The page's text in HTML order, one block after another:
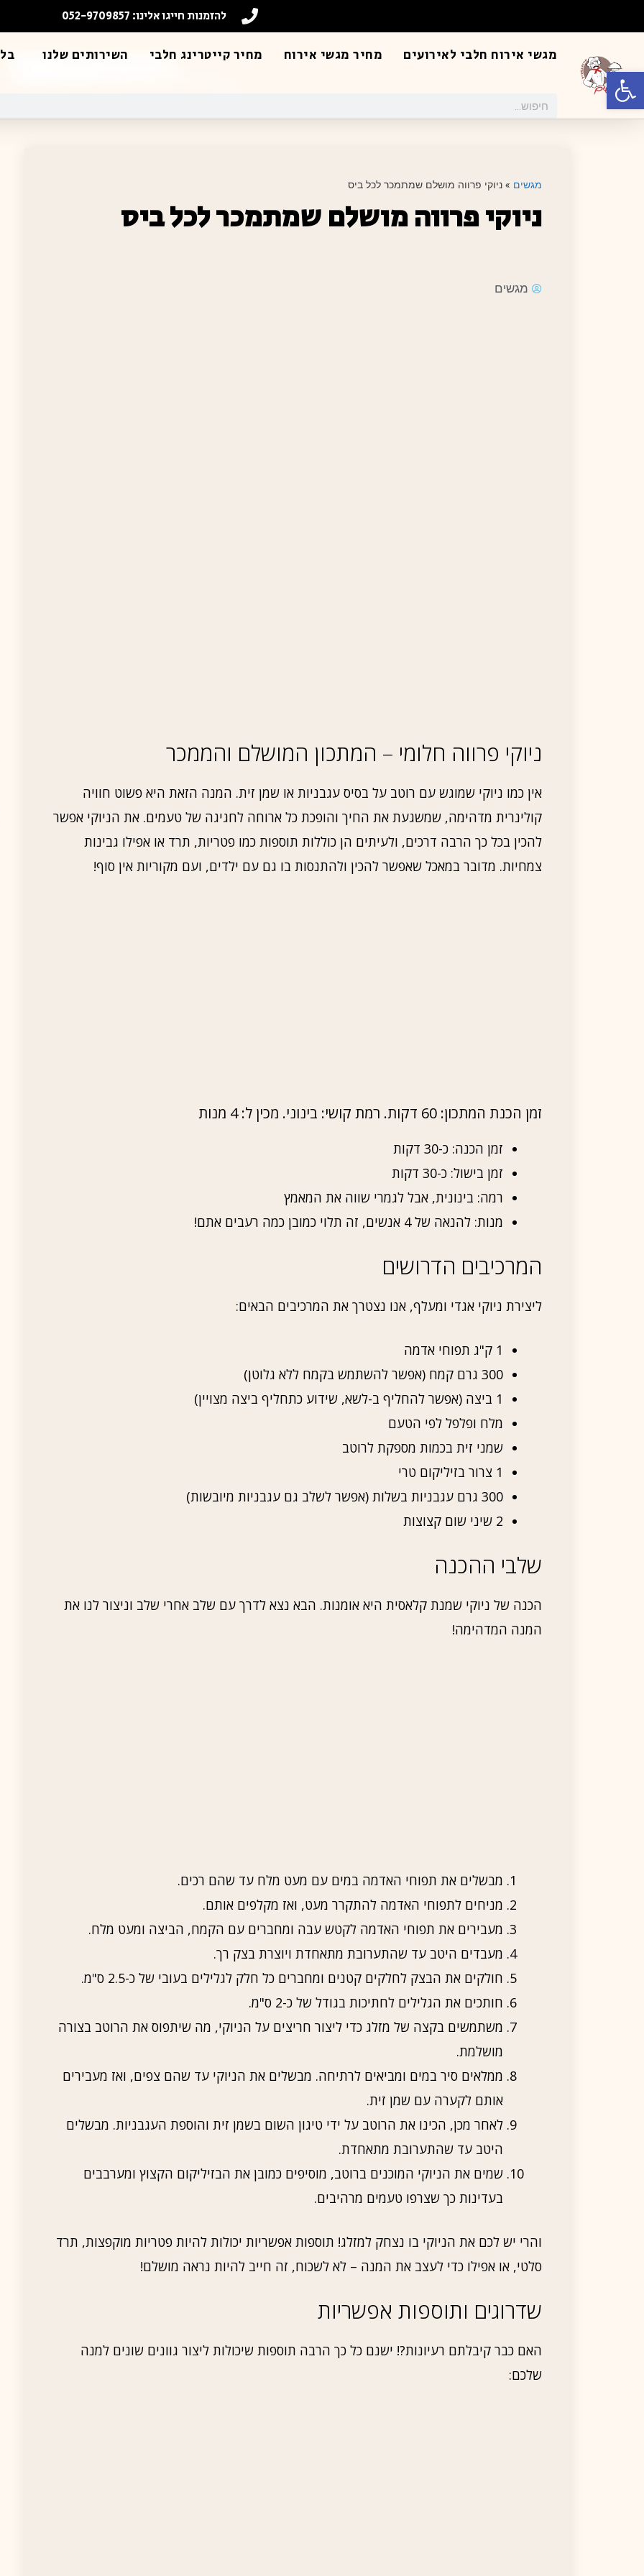
פתח סרגל נגישות
להזמנות חייגו אלינו: 052-9709857
מגשי אירוח חלבי לאירועים מחיר מגשי אירוח מחיר קייטרינג חלבי השירותים שלנו
מגשים » ניוקי פרווה מושלם שמתמכר לכל ביס
ניוקי פרווה מושלם שמתמכר לכל ביס
מגשים
ניוקי פרווה חלומי – המתכון המושלם והממכר
אין כמו ניוקי שמוגש עם רוטב על בסיס עגבניות או שמן זית. המנה הזאת היא פשוט חוויה
קולינרית מדהימה, שמשגעת את החיך והופכת כל ארוחה לחגיגה של טעמים. את הניוקי אפשר
להכין בכל כך הרבה דרכים, ולעיתים הן כוללות תוספות כמו פטריות, תרד או אפילו גבינות
צמחיות. מדובר במאכל שאפשר להכין ולהתנסות בו גם עם ילדים, ועם מקוריות אין סוף!
זמן הכנת המתכון: 60 דקות. רמת קושי: בינוני. מכין ל: 4 מנות
זמן הכנה: כ-30 דקות
זמן בישול: כ-30 דקות
רמה: בינונית, אבל לגמרי שווה את המאמץ
מנות: להנאה של 4 אנשים, זה תלוי כמובן כמה רעבים אתם!
המרכיבים הדרושים
ליצירת ניוקי אגדי ומעלף, אנו נצטרך את המרכיבים הבאים:
1 ק"ג תפוחי אדמה
300 גרם קמח (אפשר להשתמש בקמח ללא גלוטן)
1 ביצה (אפשר להחליף ב-לשא, שידוע כתחליף ביצה מצויין)
מלח ופלפל לפי הטעם
שמני זית בכמות מספקת לרוטב
1 צרור בזיליקום טרי
300 גרם עגבניות בשלות (אפשר לשלב גם עגבניות מיובשות)
2 שיני שום קצוצות
שלבי ההכנה
הכנה של ניוקי שמנת קלאסית היא אומנות. הבא נצא לדרך עם שלב אחרי שלב וניצור לנו את
המנה המדהימה!
מבשלים את תפוחי האדמה במים עם מעט מלח עד שהם רכים.
מניחים לתפוחי האדמה להתקרר מעט, ואז מקלפים אותם.
מעבירים את תפוחי האדמה לקטש עבה ומחברים עם הקמח, הביצה ומעט מלח.
מעבדים היטב עד שהתערובת מתאחדת ויוצרת בצק רך.
חולקים את הבצק לחלקים קטנים ומחברים כל חלק לגלילים בעובי של כ-2.5 ס"מ.
חותכים את הגלילים לחתיכות בגודל של כ-2 ס"מ.
משתמשים בקצה של מזלג כדי ליצור חריצים על הניוקי, מה שיתפוס את הרוטב בצורה
מושלמת.
ממלאים סיר במים ומביאים לרתיחה. מבשלים את הניוקי עד שהם צפים, ואז מעבירים
אותם לקערה עם שמן זית.
לאחר מכן, הכינו את הרוטב על ידי טיגון השום בשמן זית והוספת העגבניות. מבשלים
היטב עד שהתערובת מתאחדת.
שמים את הניוקי המוכנים ברוטב, מוסיפים כמובן את הבזיליקום הקצוץ ומערבבים
בעדינות כך שצרפו טעמים מרהיבים.
והרי יש לכם את הניוקי בו נצחק למזלג! תוספות אפשריות יכולות להיות פטריות מוקפצות, תרד
סלטי, או אפילו כדי לעצב את המנה – לא לשכוח, זה חייב להיות נראה מושלם!
שדרוגים ותוספות אפשריות
האם כבר קיבלתם רעיונות?! ישנם כל כך הרבה תוספות שיכולות ליצור גוונים שונים למנה
שלכם: